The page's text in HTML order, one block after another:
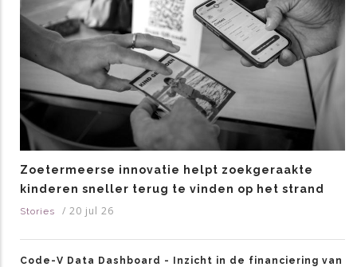
Zoetermeerse innovatie helpt zoekgeraakte
kinderen sneller terug te vinden op het strand
Stories / 20 jul 26
Code-V Data Dashboard - Inzicht in de financiering van